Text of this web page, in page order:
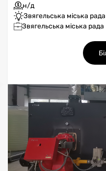
н/д
Звягельська міська рада
Звягельська міська рада